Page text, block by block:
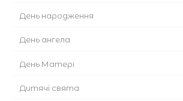
День народження
День ангела
День Матері
Дитячі свята